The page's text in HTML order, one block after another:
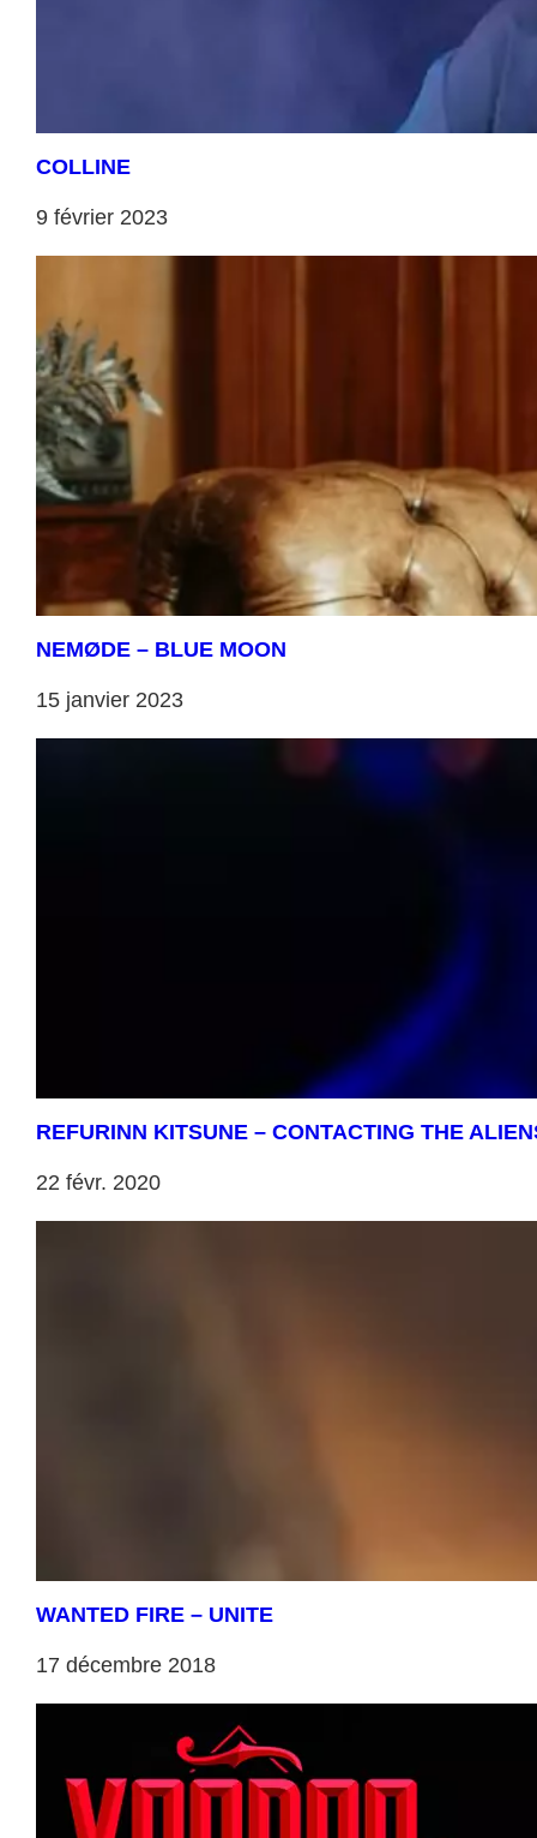
COLLINE
9 février 2023
NEMØDE – BLUE MOON
15 janvier 2023
REFURINN KITSUNE – CONTACTING THE
22 févr. 2020
WANTED FIRE – UNITE
17 décembre 2018